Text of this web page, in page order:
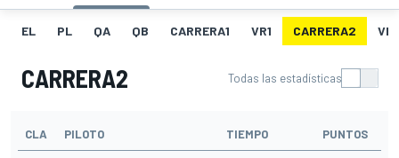
EL PL QA QB CARRERA1 VR1 CARRERA2
CARRERA2 Todas las estadísticas
CLA PILOTO TIEMPO PUNTOS